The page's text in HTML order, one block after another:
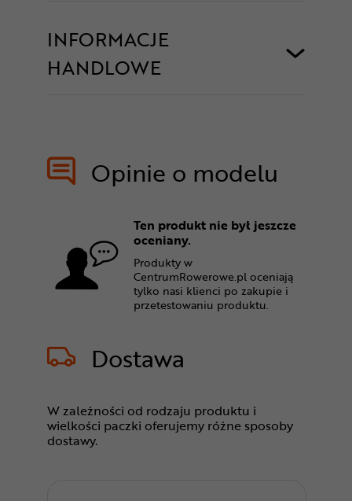
INFORMACJE
HANDLOWE
Opinie o modelu
Ten produkt nie był jeszcze
oceniany.
Produkty w
CentrumRowerowe.pl oceniają
tylko nasi klienci po zakupie i
przetestowaniu produktu.
Dostawa
W zależności od rodzaju produktu i
wielkości paczki oferujemy różne sposoby
dostawy.